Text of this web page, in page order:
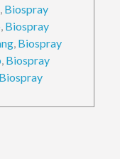
, Biospray
, Biospray
, Biospray
, Biospray
Biospray